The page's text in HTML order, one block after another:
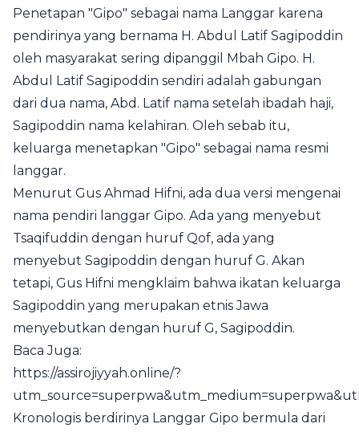
Penetapan "Gipo" sebagai nama Langgar karena
pendirinya yang bernama H. Abdul Latif Sagipoddin
oleh masyarakat sering dipanggil Mbah Gipo. H.
Abdul Latif Sagipoddin sendiri adalah gabungan
dari dua nama, Abd. Latif nama setelah ibadah haji,
Sagipoddin nama kelahiran. Oleh sebab itu,
keluarga menetapkan "Gipo" sebagai nama resmi
langgar.
Menurut Gus Ahmad Hifni, ada dua versi mengenai
nama pendiri langgar Gipo. Ada yang menyebut
Tsaqifuddin dengan huruf Qof, ada yang
menyebut Sagipoddin dengan huruf G. Akan
tetapi, Gus Hifni mengklaim bahwa ikatan keluarga
Sagipoddin yang merupakan etnis Jawa
menyebutkan dengan huruf G, Sagipoddin.
Baca Juga:
https://assirojiyyah.online/?
Kronologis berdirinya Langgar Gipo bermula dari